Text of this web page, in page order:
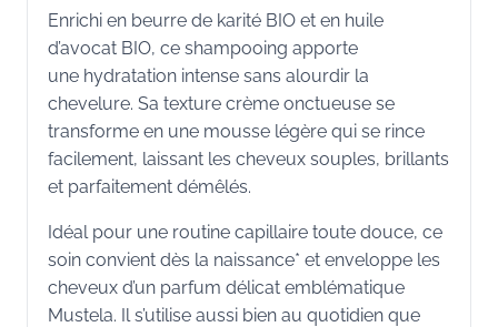
Enrichi en beurre de karité BIO et en huile
d’avocat BIO, ce shampooing apporte
une hydratation intense sans alourdir la
chevelure. Sa texture crème onctueuse se
transforme en une mousse légère qui se rince
facilement, laissant les cheveux souples, brillants
et parfaitement démêlés.
Idéal pour une routine capillaire toute douce, ce
soin convient dès la naissance* et enveloppe les
cheveux d’un parfum délicat emblématique
Mustela. Il s’utilise aussi bien au quotidien que